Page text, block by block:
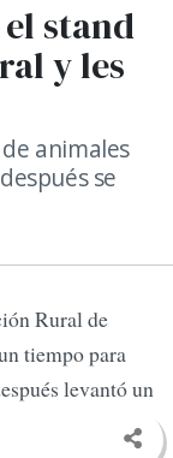
stand
y les
animales
se
Rural de
tiempo para
levantó un